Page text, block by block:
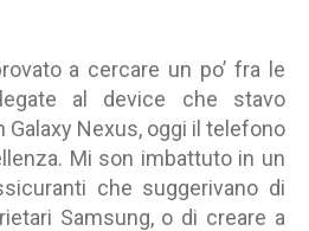
a cercare un po’ fra le
al device che stavo
Galaxy Nexus, oggi il telefono
Mi son imbattuto in un
che suggerivano di
Samsung, o di creare a